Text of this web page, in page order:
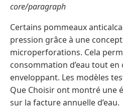
core/paragraph
Certains pommeaux
pression grâce à une
microperforations. Cela
consommation d’eau tout
enveloppant. Les modèles
Que Choisir ont montré une
sur la facture annuelle d’eau.